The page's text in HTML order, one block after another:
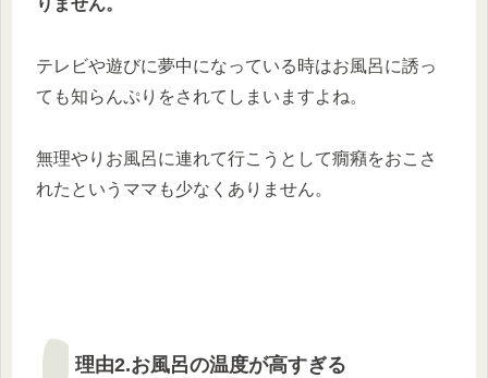
りません。
テレビや遊びに夢中になっている時はお風呂に誘っ
ても知らんぷりをされてしまいますよね。
無理やりお風呂に連れて行こうとして癇癪をおこさ
れたというママも少なくありません。
理由2.お風呂の温度が高すぎる